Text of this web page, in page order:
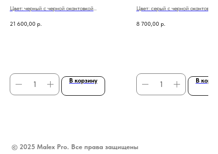
Цвет: черный с черной окантовкой
Верхний карман из материала - сетка
21 600,00 р.
В корзину
Цвет: серый с черной окантовкой
Бесплатная доставка по всей
8 700,00 р.
В
© 2025 Malex Pro. Все права защищены